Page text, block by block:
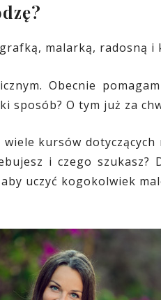
malarką, radosną i
Obecnie
sposób? O tym już za
kursów dotyczących
i czego
uczyć kogokolwiek